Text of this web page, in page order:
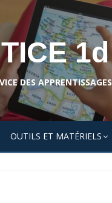
1d
DES APPRENTISSAGES
OUTILS ET MATÉRIELS